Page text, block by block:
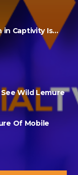
in Captivity Is
Wild Lemure
Are The Future Of Mobile